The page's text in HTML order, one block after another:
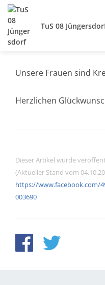
TuS 08
Unsere Frauen sind
Herzlichen
Dieser Artikel wurde
(Aktueller Stand vom
https://www.facebook.com/
003690